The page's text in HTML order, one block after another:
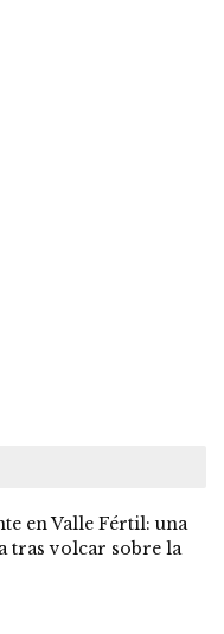
en Valle Fértil: una
tras volcar sobre la